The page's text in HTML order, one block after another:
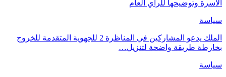
الأسرة وتوضيحها للرأي العام
سياسة
الملك يدعو المشاركين في المناظرة 2 للجهوية المتقدمة للخروج
بخارطة طريقة واضحة لتنزيل…
سياسة